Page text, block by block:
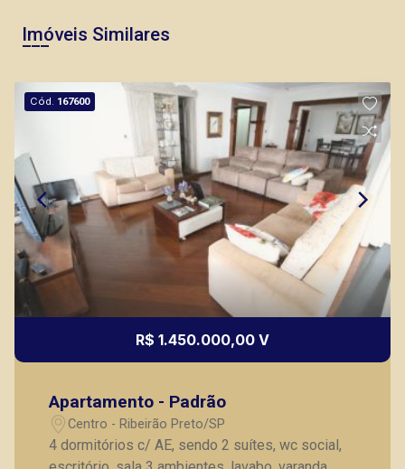
Marcos Antonio Ferreira
CRECI 82740 - Venda
(16) 99137-0754
Corretor(a) Online
CORRETOR DE PLANTÃO
CRECI 307.010 - Venda
(16) 98119-7226
Imóveis Similares
Cód. 167600
R$ 1.450.000,00 V
Apartamento - Padrão
Centro - Ribeirão Preto/SP
4 dormitórios c/ AE, sendo 2 suítes, wc social,